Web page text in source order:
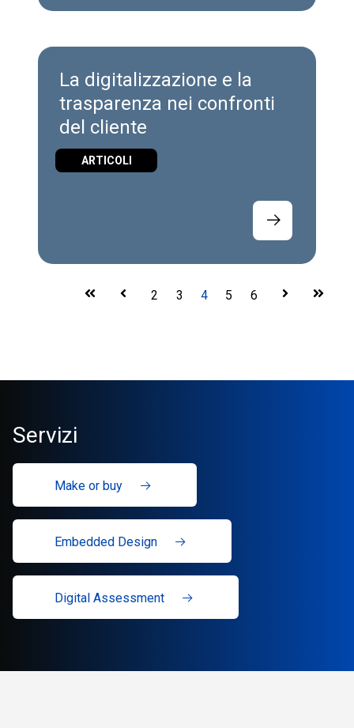
La digitalizzazione e la
trasparenza nei confronti
del cliente
ARTICOLI
First Prev 2 3 4 5 6 Next Last
Servizi
Make or buy
Embedded Design
Digital Assessment